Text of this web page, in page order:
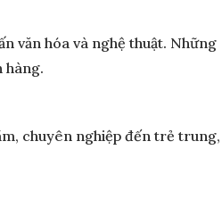
văn hóa và nghệ thuật. Những
hàng.
chuyên nghiệp đến trẻ trung,